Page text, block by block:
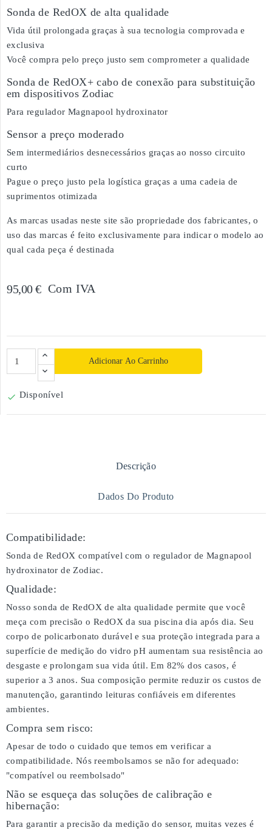
Sonda de RedOX de alta qualidade
Vida útil prolongada graças à sua tecnologia comprovada e
exclusiva
Você compra pelo preço justo sem comprometer a qualidade
Sonda de RedOX+ cabo de conexão para substituição
em dispositivos Zodiac
Para regulador Magnapool hydroxinator
Sensor a preço moderado
Sem intermediários desnecessários graças ao nosso circuito
curto
Pague o preço justo pela logística graças a uma cadeia de
suprimentos otimizada
As marcas usadas neste site são propriedade dos fabricantes, o
uso das marcas é feito exclusivamente para indicar o modelo ao
qual cada peça é destinada
95,00 € Com IVA
Adicionar Ao Carrinho
 Disponível
Descrição
Dados Do Produto
Compatibilidade:
Sonda de RedOX compatível com o regulador de Magnapool
hydroxinator de Zodiac.
Qualidade:
Nosso sonda de RedOX de alta qualidade permite que você
meça com precisão o RedOX da sua piscina dia após dia. Seu
corpo de policarbonato durável e sua proteção integrada para a
superfície de medição do vidro pH aumentam sua resistência ao
desgaste e prolongam sua vida útil. Em 82% dos casos, é
superior a 3 anos. Sua composição permite reduzir os custos de
manutenção, garantindo leituras confiáveis em diferentes
ambientes.
Compra sem risco:
Apesar de todo o cuidado que temos em verificar a
compatibilidade. Nós reembolsamos se não for adequado:
"compatível ou reembolsado"
Não se esqueça das soluções de calibração e
hibernação:
Para garantir a precisão da medição do sensor, muitas vezes é